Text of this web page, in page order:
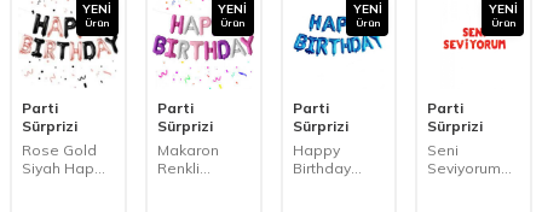
YENI
Ürün
Parti
Sürprizi
Rose Gold
Siyah Happy
YENI
Ürün
Parti
Sürprizi
Makaron
Renkli
YENI
Ürün
Parti
Sürprizi
Happy
Birthday
YENI
Ürün
Parti
Sürprizi
Seni
Seviyorum